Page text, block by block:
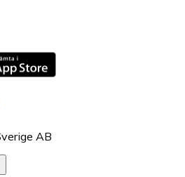
AB